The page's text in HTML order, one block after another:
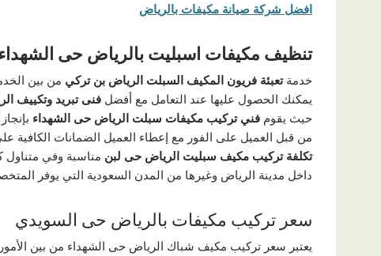
افضل شركة صيانة مكيفات بالرياض
تنظيف مكيفات اسبليت بالرياض حى
خدمةتعبئة فريون المكيف السبلت الرياض بن تركي من بين
يمكنك الحصول عليها عند التعامل مع أفضل فنى تبريد وتكييف
حيث يقوم فني تركيب مكيفات سبلت الرياض حى الشهداء
من قبل العميل على الفور مع إعطاء العميل الضمانات الكافية
تكلفة تركيب مكيف سبليت الرياض حى لبن مناسبة وفي متناول
داخل مدينة الرياض وغيرها من المدن السعودية التي يوفر
سعر تركيب مكيفات بالرياض حى السويدي
يعتبر سعر تركيب مكيف شباك الرياض حى الشهداء من بين